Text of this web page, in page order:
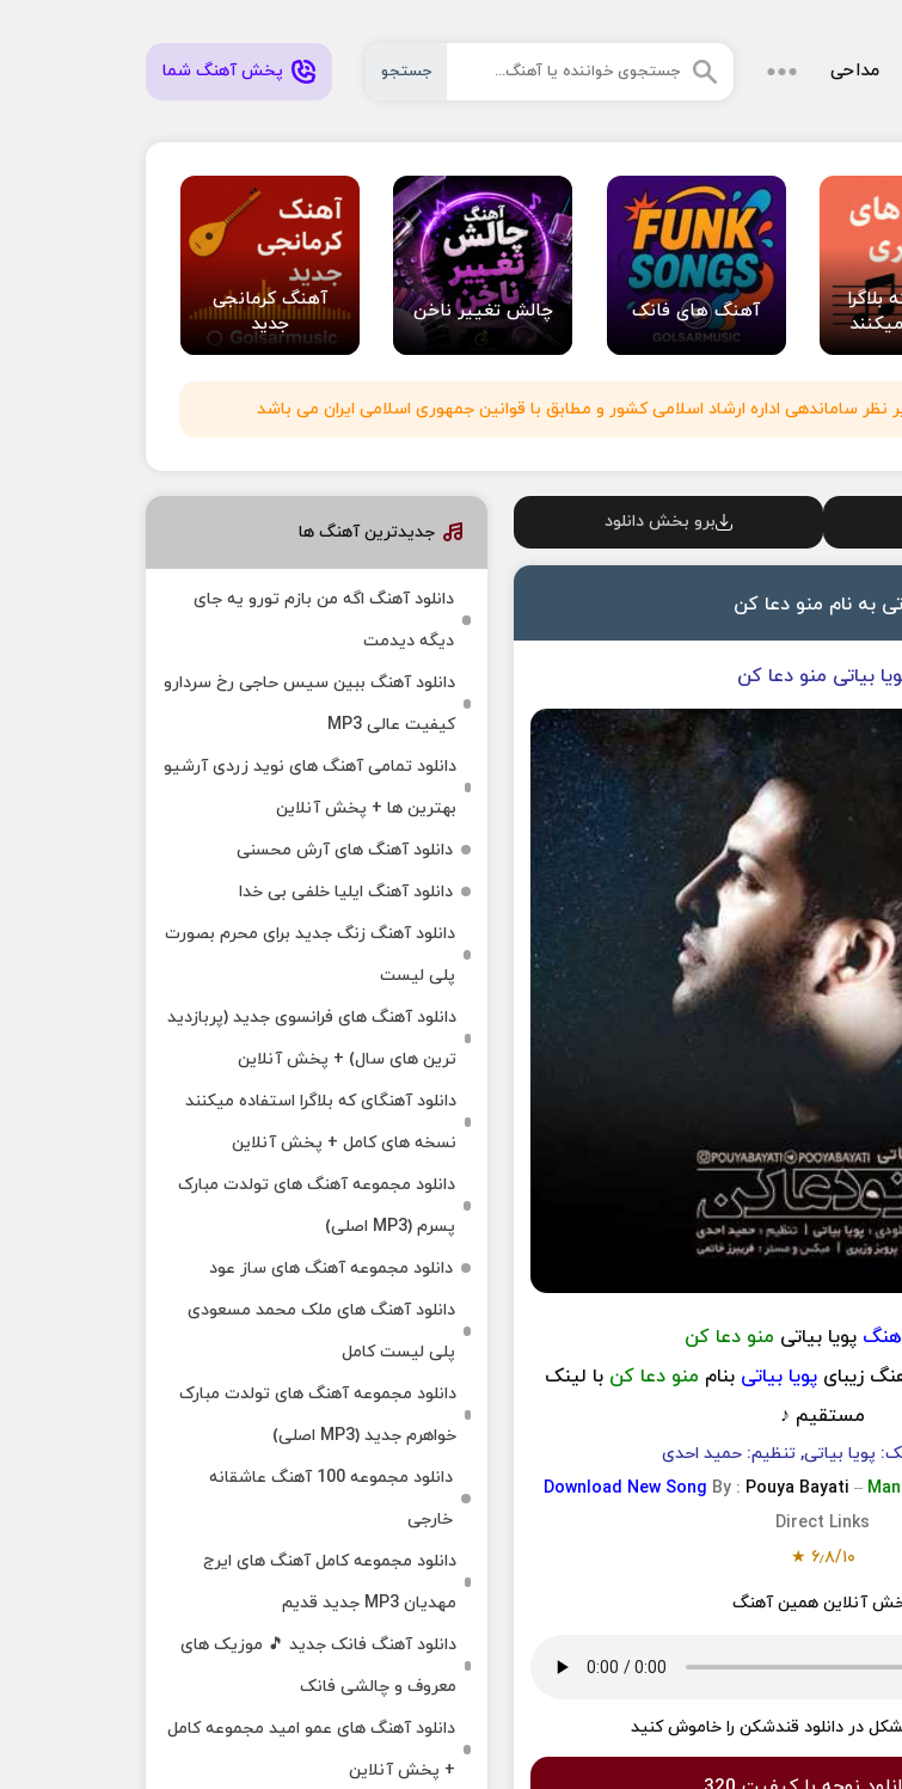
مداحی جستجو پخش آهنگ شما
آهنگ های فانک چالش تغییر ناخن
آهنگ کرمانجی
جدید
ساماندهی اداره ارشاد اسلامی کشور و مطابق با قوانین جمهوری اسلامی ایران می باشد
برو بخش دانلود
به نام منو دعا کن
بیاتی منو دعا کن
آهنگپویا بیاتی منو دعا کن
زیبای پویا بیاتی بنام منو دعا کن با لینک
مستقیم ♪
پویا بیاتی, تنظیم: حمید احدی
Download New Song By : Pouya Bayati –
Direct Links
۶٫۸/۱۰
★
آنلاین همین آهنگ
در دانلود قندشکن را خاموش کنید
جدیدترین آهنگ ها
دانلود آهنگ اگه من بازم تورو یه جای
دیگه دیدمت
دانلود آهنگ ببین سیس حاجی رخ سردارو
کیفیت عالی MP3
دانلود تمامی آهنگ های نوید زردی آرشیو
بهترین ها + پخش آنلاین
دانلود آهنگ های آرش محسنی
دانلود آهنگ ایلیا خلفی بی خدا
دانلود آهنگ زنگ جدید برای محرم بصورت
پلی لیست
دانلود آهنگ های فرانسوی جدید (پربازدید
ترین های سال) + پخش آنلاین
دانلود آهنگای که بلاگرا استفاده میکنند
نسخه های کامل + پخش آنلاین
دانلود مجموعه آهنگ های تولدت مبارک
پسرم (MP3 اصلی)
دانلود مجموعه آهنگ های ساز عود
دانلود آهنگ های ملک‌ محمد مسعودی
پلی لیست کامل
دانلود مجموعه آهنگ های تولدت مبارک
خواهرم جدید (MP3 اصلی)
دانلود مجموعه 100 آهنگ عاشقانه
خارجی
دانلود مجموعه کامل آهنگ های ایرج
مهدیان MP3 جدید قدیم
دانلود آهنگ فانک جدید 🎵 موزیک‌ های
معروف و چالشی فانک
دانلود آهنگ های عمو امید مجموعه کامل
+ پخش آنلاین